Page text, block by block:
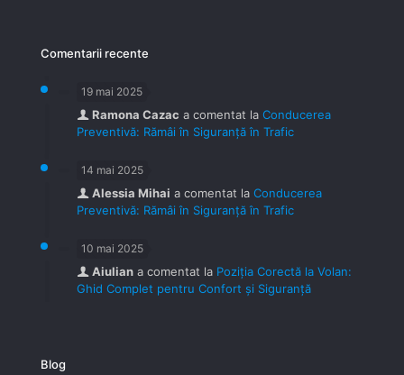
Comentarii recente
19 mai 2025
Ramona Cazac a comentat la Conducerea
Preventivă: Rămâi în Siguranță în Trafic
14 mai 2025
Alessia Mihai a comentat la Conducerea
Preventivă: Rămâi în Siguranță în Trafic
10 mai 2025
Aiulian a comentat la Poziția Corectă la Volan:
Ghid Complet pentru Confort și Siguranță
Blog